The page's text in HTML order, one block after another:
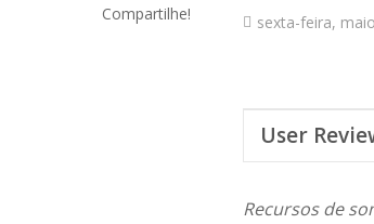
Compartilhe! sexta-feira,
User
Recursos de